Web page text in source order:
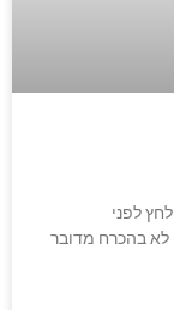
לפני
לא בהכרח מדובר